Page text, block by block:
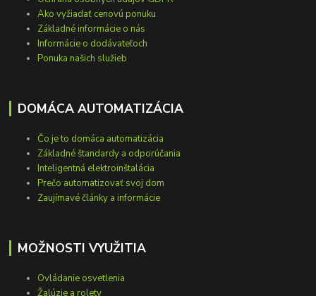
Ako vyžiadať cenovú ponuku
Základné informácie o nás
Informácie o dodávateľoch
Ponuka našich služieb
DOMÁCA AUTOMATIZÁCIA
Čo je to domáca automatizácia
Základné štandardy a odporúčania
Inteligentná elektroinštalácia
Prečo automatizovať svoj dom
Zaujímavé články a informácie
MOŽNOSTI VYUŽITIA
Ovládanie osvetlenia
Žalúzie a rolety